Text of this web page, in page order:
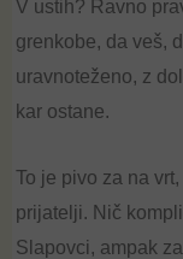
V ustih? Ravno
grenkobe, da veš,
uravnoteženo, z
kar ostane.
To je pivo za na
prijatelji. Nič
Slapovci, ampak